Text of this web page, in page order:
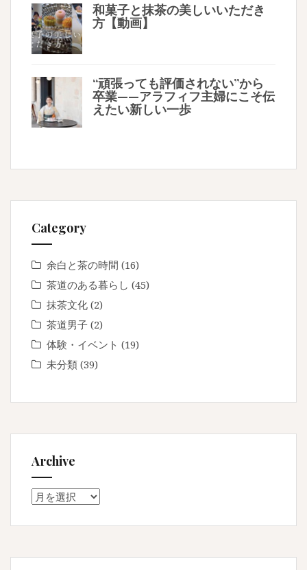
和菓子と抹茶の美しいいただき
方【動画】
“頑張っても評価されない”から
卒業——アラフィフ主婦にこそ伝
えたい新しい一歩
Category
余白と茶の時間 (16)
茶道のある暮らし (45)
抹茶文化 (2)
茶道男子 (2)
体験・イベント (19)
未分類 (39)
Archive
Archive